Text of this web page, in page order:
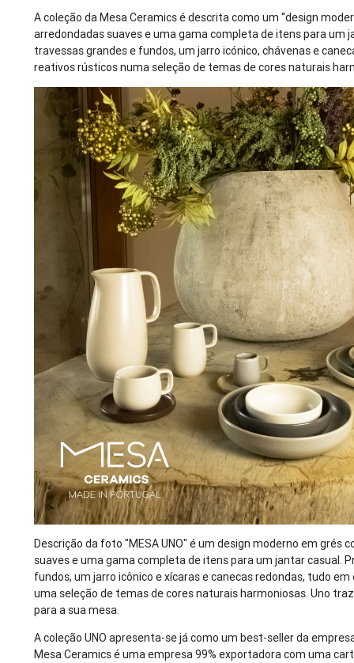
A coleção da Mesa Ceramics é descrita como um “design
arredondadas suaves e uma gama completa de itens para um
travessas grandes e fundos, um jarro icónico, chávenas e
reativos rústicos numa seleção de temas de cores naturais
Descrição da foto "MESA UNO" é um design moderno em grés
suaves e uma gama completa de itens para um jantar casual.
fundos, um jarro icônico e xícaras e canecas redondas, tudo
uma seleção de temas de cores naturais harmoniosas. Uno
para a sua mesa.
A coleção UNO apresenta-se já como um best-seller da
Mesa Ceramics é uma empresa 99% exportadora com uma